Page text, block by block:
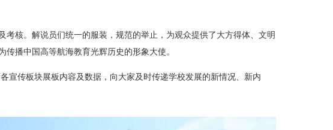
核。解说员们统一的服装，规范的举止，为观众提供了大方得体、文明
播中国高等航海教育光辉历史的形象大使。
宣传板块展板内容及数据，向大家及时传递学校发展的新情况、新内